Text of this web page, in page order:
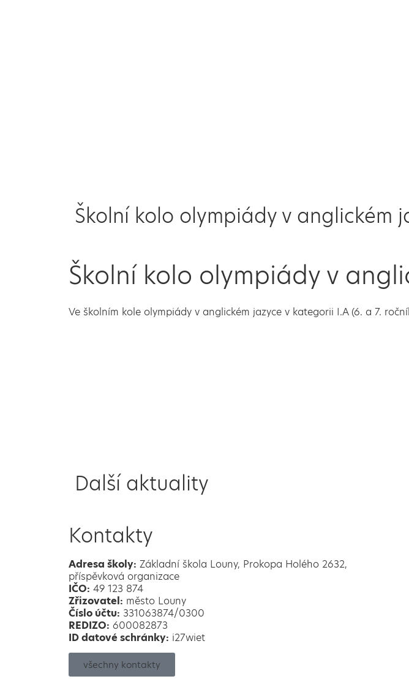
Školní kolo olympiády v anglickém
Školní kolo olympiády v
Ve školním kole olympiády v anglickém jazyce v kategorii I.A (6. a 7.
Další aktuality
Kontakty
Adresa školy: Základní škola Louny, Prokopa Holého 2632,
příspěvková organizace
IČO: 49 123 874
Zřizovatel: město Louny
Číslo účtu: 331063874/0300
REDIZO: 600082873
ID datové schránky: i27wiet
všechny kontakty